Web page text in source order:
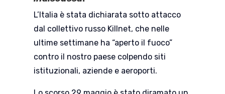
L’Italia è stata dichiarata sotto attacco
dal collettivo russo Killnet, che nelle
ultime settimane ha “aperto il fuoco”
contro il nostro paese colpendo siti
istituzionali, aziende e aeroporti.